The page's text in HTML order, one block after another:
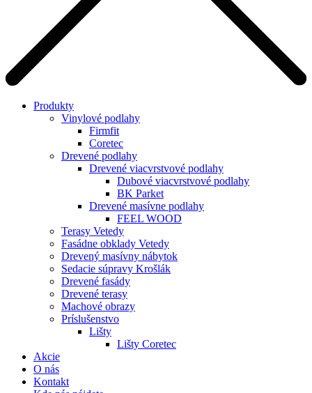
Produkty
Vinylové podlahy
Firmfit
Coretec
Drevené podlahy
Drevené viacvrstvové podlahy
Dubové viacvrstvové podlahy
BK Parket
Drevené masívne podlahy
FEEL WOOD
Terasy Vetedy
Fasádne obklady Vetedy
Drevený masívny nábytok
Sedacie súpravy Krošlák
Drevené fasády
Drevené terasy
Machové obrazy
Príslušenstvo
Lišty
Lišty Coretec
Akcie
O nás
Kontakt